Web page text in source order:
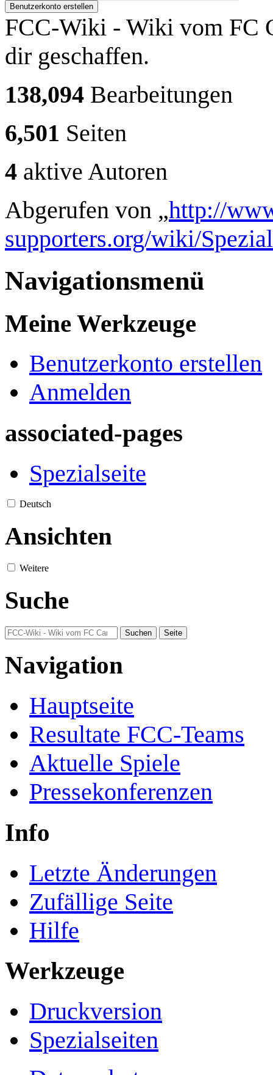
Benutzerkonto erstellen
FCC-Wiki - Wiki vom FC
dir geschaffen.
138,094 Bearbeitungen
6,501 Seiten
4 aktive Autoren
Abgerufen von „http://
supporters.org/wiki/
Navigationsmenü
Meine Werkzeuge
Benutzerkonto erstellen
Anmelden
associated-pages
Spezialseite
Deutsch
Ansichten
Weitere
Suche
Navigation
Hauptseite
Resultate FCC-Teams
Aktuelle Spiele
Pressekonferenzen
Info
Letzte Änderungen
Zufällige Seite
Hilfe
Werkzeuge
Druckversion
Spezialseiten